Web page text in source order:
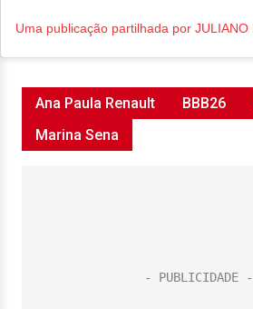
Ana Paula Renault BBB26
Marina Sena